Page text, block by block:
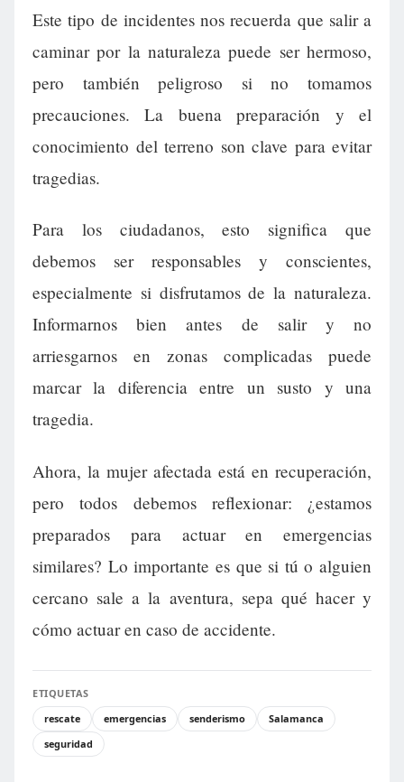
Este tipo de incidentes nos recuerda que salir a
caminar por la naturaleza puede ser hermoso,
pero también peligroso si no tomamos
precauciones. La buena preparación y el
conocimiento del terreno son clave para evitar
tragedias.
Para los ciudadanos, esto significa que
debemos ser responsables y conscientes,
especialmente si disfrutamos de la naturaleza.
Informarnos bien antes de salir y no
arriesgarnos en zonas complicadas puede
marcar la diferencia entre un susto y una
tragedia.
Ahora, la mujer afectada está en recuperación,
pero todos debemos reflexionar: ¿estamos
preparados para actuar en emergencias
similares? Lo importante es que si tú o alguien
cercano sale a la aventura, sepa qué hacer y
cómo actuar en caso de accidente.
ETIQUETAS
rescate
emergencias senderismo
Salamanca
seguridad